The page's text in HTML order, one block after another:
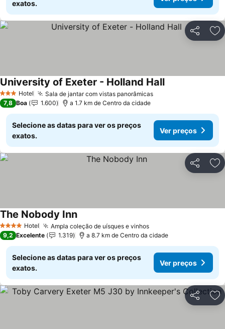
exatos.
Partilhar
3 EstrelasHotel Sala de jantar com vistas panorâmicasVer preços
University of Exeter - Holland HallVer preços
7,8 Boa 1.600 a 1.7 km de Centro da cidade
Selecione as datas para ver os preços
exatos.
Ver preços
Partilhar
4 EstrelasHotel Ampla coleção de uísques e vinhosVer preços
The Nobody InnVer preços
9,2 Excelente 1.319 a 8.7 km de Centro da cidade
Selecione as datas para ver os preços
exatos.
Ver preços
Partilhar